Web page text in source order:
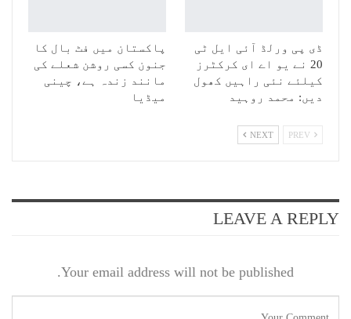
ڈی پی ورلڈ آئی ایل ٹی
20 نے یو اے ای کرکٹرز
کیلئے نئی راہیں کھول
دیں: محمد روہید
پاکستان میں فٹ بال کا
جنون کسی روشن شعلے کی
مانند زندہ ہے، چینی
میڈیا
NEXT
LEAVE A REPLY
Your email address will not be published.